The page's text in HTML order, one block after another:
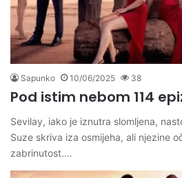
Sapunko 10/06/2025 38
Pod istim nebom 114
Sevilay, iako je iznutra slomljena,
Suze skriva iza osmijeha, ali njezine
zabrinutost.…